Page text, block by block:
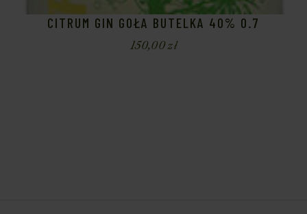
CITRUM GIN GOŁA BUTELKA 40% 0.7
150,00zł